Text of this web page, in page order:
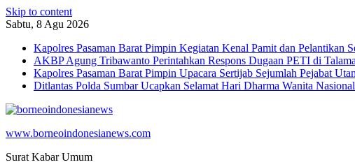
Skip to content
Sabtu, 8 Agu 2026
Kapolres Pasaman Barat Pimpin Kegiatan Kenal Pamit dan Pelantikan
AKBP Agung Tribawanto Perintahkan Respons Dugaan PETI di
Kapolres Pasaman Barat Pimpin Upacara Sertijab Sejumlah Pejabat
Ditlantas Polda Sumbar Ucapkan Selamat Hari Dharma Wanita
www.borneoindonesianews.com
Surat Kabar Umum